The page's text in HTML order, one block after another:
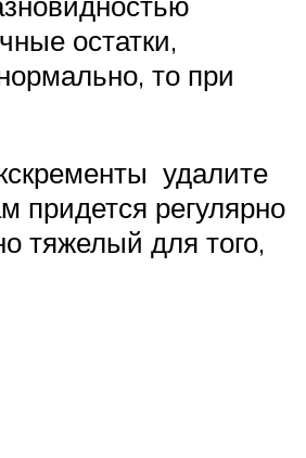
остатки,
то при
удалите
придется регулярно
тяжелый для того,